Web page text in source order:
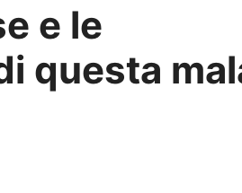
e le
questa